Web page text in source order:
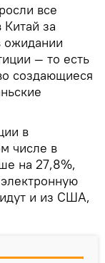
все
за
ожидании
— то есть
создающиеся
в
числе в
на 27,8%,
и из США,